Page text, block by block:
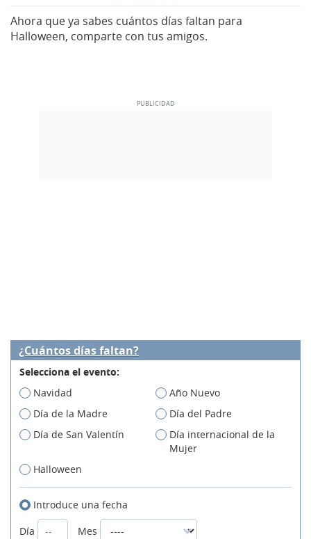
Ahora que ya sabes cuántos días faltan para
Halloween, comparte con tus amigos.
¿Cuántos días faltan?
Selecciona el evento:
Navidad
Año Nuevo
Día de la Madre
Día del Padre
Día de San Valentín
Día internacional de la
Mujer
Halloween
Introduce una fecha
Día
Mes